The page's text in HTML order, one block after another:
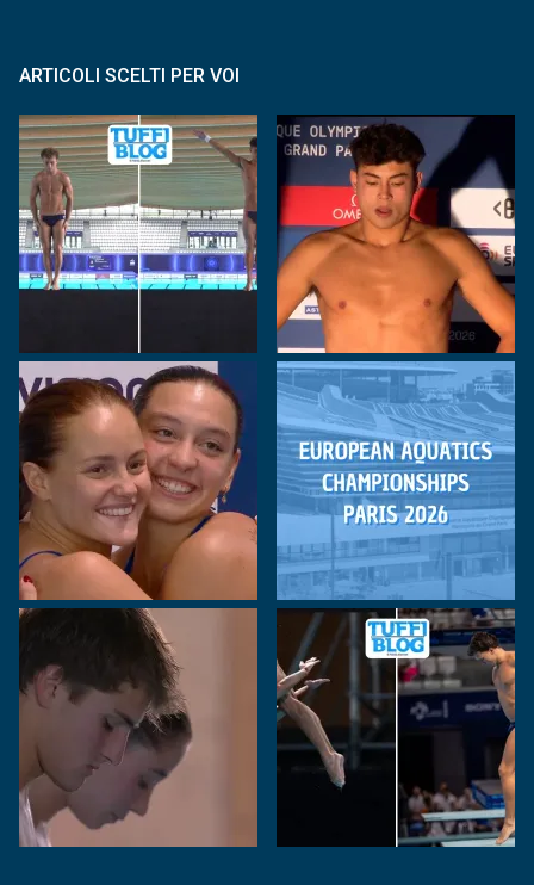
ARTICOLI SCELTI PER VOI